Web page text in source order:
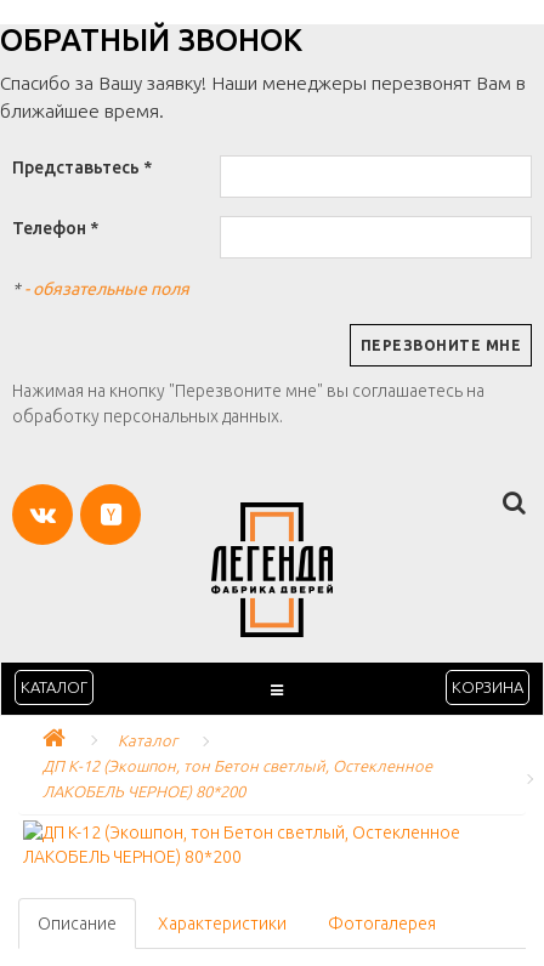
ОБРАТНЫЙ ЗВОНОК
Спасибо за Вашу заявку! Наши менеджеры перезвонят Вам в
ближайшее время.
Представьтесь *
Телефон *
*- обязательные поля
Нажимая на кнопку "Перезвоните мне" вы соглашаетесь на
обработку персональных данных.
КАТАЛОГ КОРЗИНА
Каталог
ДП K-12 (Экошпон, тон Бетон светлый, Остекленное
ЛАКОБЕЛЬ ЧЕРНОЕ) 80*200
Описание Характеристики Фотогалерея